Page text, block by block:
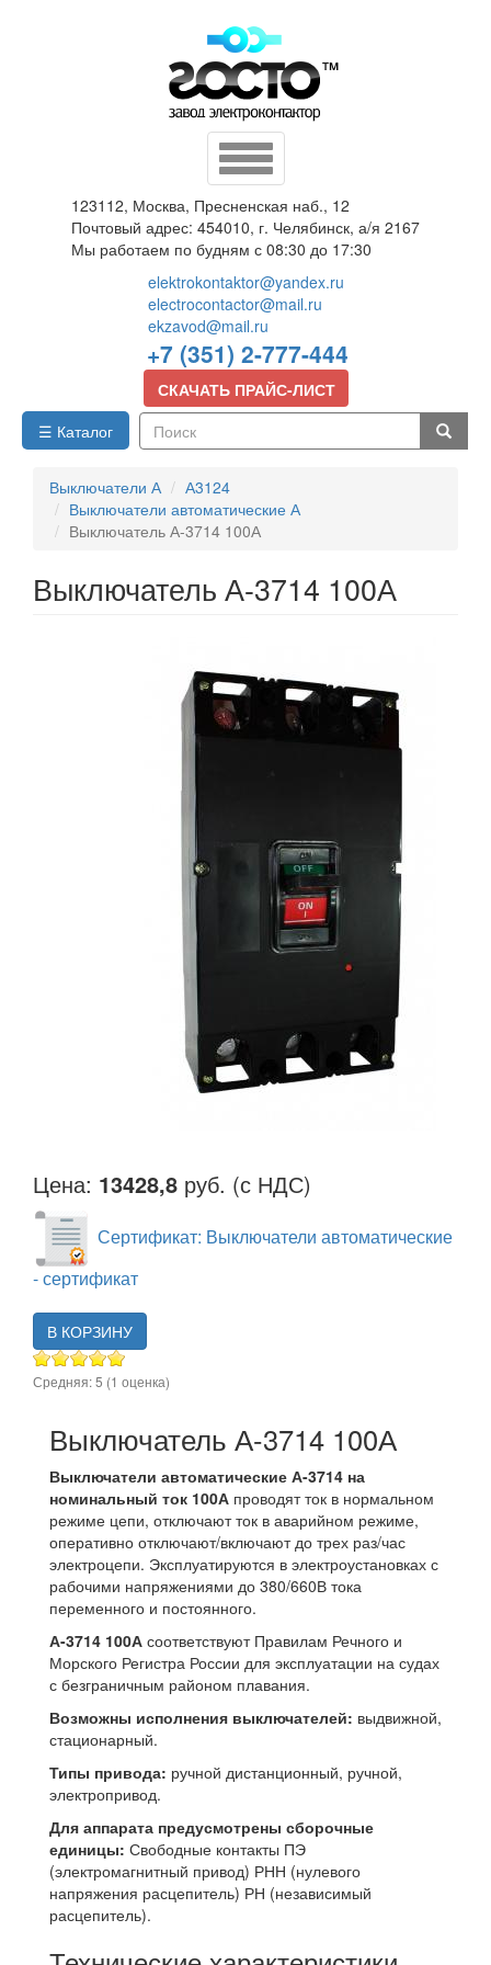
Toggle
navigation
123112, Москва, Пресненская наб., 12
Почтовый адрес: 454010, г. Челябинск, а/я 2167
Мы работаем по будням с 08:30 до 17:30
elektrokontaktor@yandex.ru
electrocontactor@mail.ru
ekzavod@mail.ru
+7 (351) 2-777-444
СКАЧАТЬ ПРАЙС-ЛИСТ
☰ Каталог
Выключатели А
А3124
Выключатели автоматические А
Выключатель А-3714 100А
Выключатель А-3714 100А
Цена: 13428,8 руб. (с НДС)
Сертификат: Выключатели автоматические
- сертификат
В КОРЗИНУ
Средняя:5 (1 оценка)
Выключатель А-3714 100А
Выключатели автоматические А-3714 на
номинальный ток 100А проводят ток в нормальном
режиме цепи, отключают ток в аварийном режиме,
оперативно отключают/включают до трех раз/час
электроцепи. Эксплуатируются в электроустановках с
рабочими напряжениями до 380/660В тока
переменного и постоянного.
А-3714 100А соответствуют Правилам Речного и
Морского Регистра России для эксплуатации на судах
с безграничным районом плавания.
Возможны исполнения выключателей: выдвижной,
стационарный.
Типы привода: ручной дистанционный, ручной,
электропривод.
Для аппарата предусмотрены сборочные
единицы: Свободные контакты ПЭ
(электромагнитный привод) РНН (нулевого
напряжения расцепитель) РН (независимый
расцепитель).